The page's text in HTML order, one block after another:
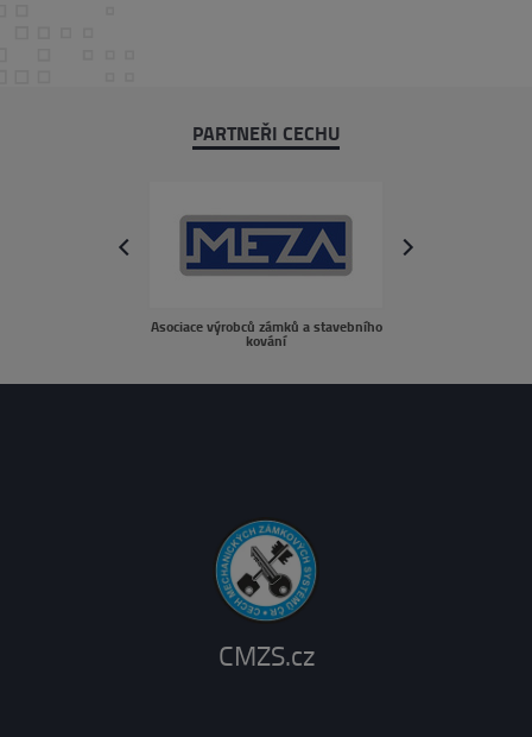
PARTNEŘI CECHU
Asociace výrobců zámků a stavebního
kování
prev next
CMZS.cz